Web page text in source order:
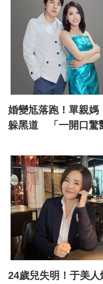
婚變尪落跑！單親媽
躲黑道 「一開口驚
24歲兒失明！于美